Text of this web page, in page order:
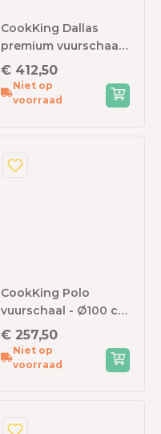
CookKing Dallas
premium vuurschaal -
Ø85 cm - zwart staal
€ 412,50
Niet op
voorraad
CookKing Polo
vuurschaal - Ø100 cm
- zwart staal
€ 257,50
Niet op
voorraad